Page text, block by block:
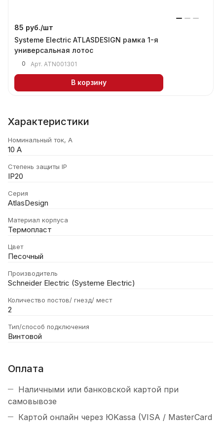
85 руб./шт
Systeme Electric ATLASDESIGN рамка 1-я
универсальная лотос
0 Арт. ATN001301
В корзину
Характеристики
Номинальный ток, А
10 А
Степень защиты IP
IP20
Серия
AtlasDesign
Материал корпуса
Термопласт
Цвет
Песочный
Производитель
Schneider Electric (Systeme Electric)
Количество постов/ гнезд/ мест
2
Тип/способ подключения
Винтовой
Оплата
Наличными или банковской картой при
самовывозе
Картой онлайн через ЮKassa (VISA / MasterCard